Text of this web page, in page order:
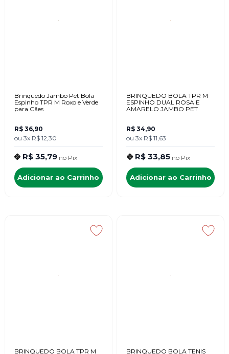
Brinquedo Jambo Pet Bola
Espinho TPR M Roxo e Verde
para Cães
R$ 36,90
ou 3x R$ 12,30
R$ 35,79 no Pix
Adicionar ao Carrinho
BRINQUEDO BOLA TPR M
ESPINHO DUAL ROSA E
AMARELO JAMBO PET
R$ 34,90
ou 3x R$ 11,63
R$ 33,85 no Pix
Adicionar ao Carrinho
BRINQUEDO BOLA TPR M
BRINQUEDO BOLA TENIS